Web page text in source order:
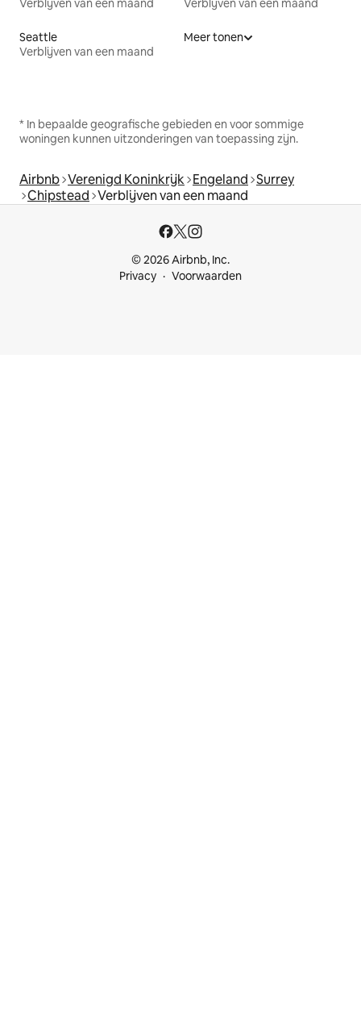
Verblijven van een maand Verblijven van een maand
Seattle
Verblijven van een maand
Meer tonen
* In bepaalde geografische gebieden en voor sommige
woningen kunnen uitzonderingen van toepassing zijn.
Airbnb Verenigd Koninkrijk Engeland Surrey
Chipstead Verblijven van een maand
© 2026 Airbnb, Inc.
Privacy
Voorwaarden